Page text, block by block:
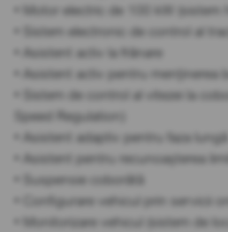
• Motor electric de 100 kW (sistem
• Sistem electronic de control al
• Asistent activ la frânare
• Asistent activ pentru menținerea
• Sistem de control al vitezei la
Speed Regulation)
• Asistent adaptiv pentru faza lungă
• Asistent pentru recunoașterea
• Suspensie coborâtă
• Configurare vehicul prin servicii
• Monitorizare vehicul (sistem de